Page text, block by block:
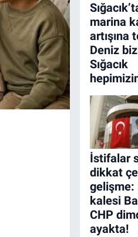
marina
artışına
Deniz
Sığacık
İstifalar
dikkat
gelişme:
kalesi
CHP
ayakta!